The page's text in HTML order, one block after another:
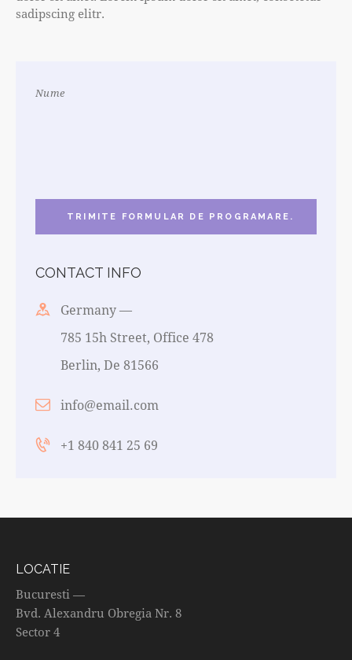
sadipscing elitr.
CONTACT INFO
Germany —
785 15h Street, Office 478
Berlin, De 81566
info@email.com
+1 840 841 25 69
LOCATIE
Bucuresti —
Bvd. Alexandru Obregia Nr. 8
Sector 4